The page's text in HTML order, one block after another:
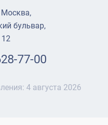
Москва,
бульвар,
77-00
4 августа 2026